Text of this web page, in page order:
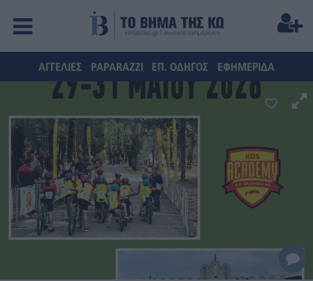
ΑΓΓΕΛΙΕΣ PAPARAZZI ΕΠ. ΟΔΗΓΟΣ ΕΦΗΜΕΡΙΔΑ